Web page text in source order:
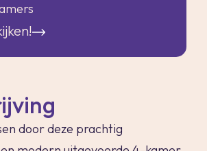
door deze prachtig